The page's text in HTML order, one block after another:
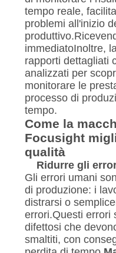
tempo reale,
problemi all'inizio
immediatoInoltre,
rapporti dettagliati
analizzati per
monitorare le
processo di
tempo.
Come la
Focusight
qualità
Ridurre gli
Gli errori umani
di produzione: i
distrarsi o
errori.Questi errori
difettosi che
smaltiti, con